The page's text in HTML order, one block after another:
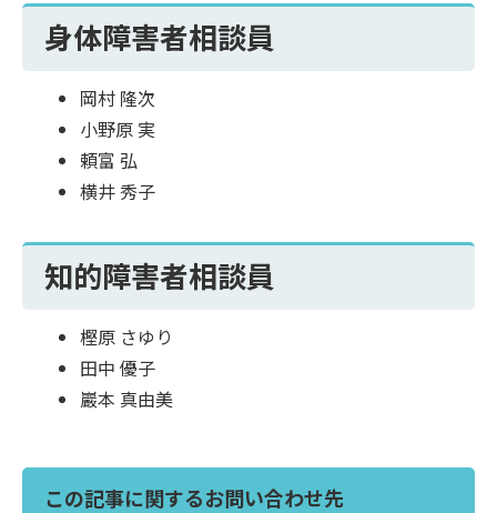
身体障害者相談員
岡村 隆次
小野原 実
頼富 弘
横井 秀子
知的障害者相談員
樫原 さゆり
田中 優子
巖本 真由美
この記事に関するお問い合わせ先